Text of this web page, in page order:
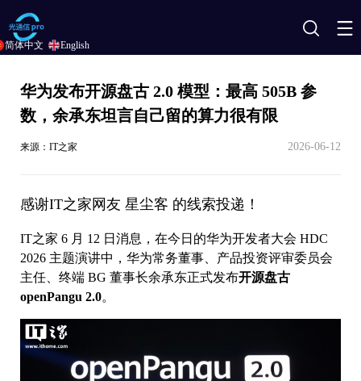
搜
华为发布开源盘古 2.0 模型：最高 505B 参
数，余承东坦言自己留的算力很有限
来源：IT之家 2026-06-12
感谢IT之家网友 星尘客 的线索投递！
IT之家 6 月 12 日消息，在今日的华为开发者大会 HDC
2026 主题演讲中，华为常务董事、产品投资评审委员会
主任、终端 BG 董事长余承东正式发布开源盘古
openPangu 2.0。
简体中文 English